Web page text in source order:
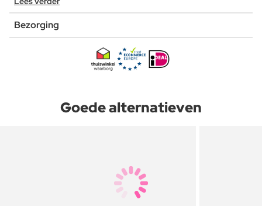
Bezorging
Goede alternatieven